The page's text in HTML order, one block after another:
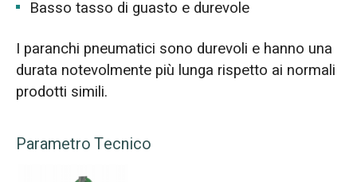
Basso tasso di guasto e durevole
I paranchi pneumatici sono durevoli e hanno una
durata notevolmente più lunga rispetto ai normali
prodotti simili.
Parametro Tecnico